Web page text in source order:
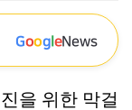
GoogleNews
을 위한 막걸